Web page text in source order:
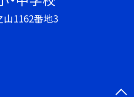
1162番地3